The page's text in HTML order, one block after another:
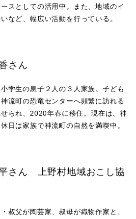
スとしての活用中。また、地域のイ
など、幅広い活動を行っている。
さん
学生の息子２人の３人家族。子ども
流町の恐竜センターへ頻繁に訪れる
られ、2020年春に移住。現在は、神
日は家族で神流町の自然を満喫中。
さん 上野村地域おこし協
叔父が陶芸家、叔母が織物作家と、